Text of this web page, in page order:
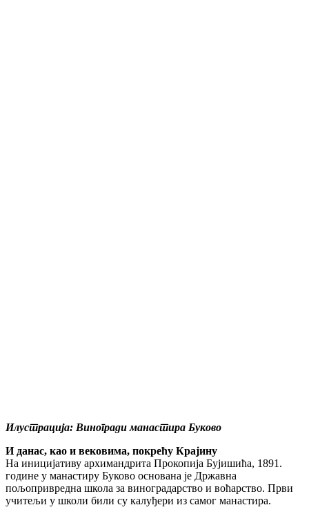
Илустрација: Виногради манастира Буково
И данас, као и вековима, покрећу Крајину
На иницијативу архимандрита Прокопија Бујишића, 1891.
године у манастиру Буково основана је Државна
пољопривредна школа за виноградарство и воћарство. Први
учитељи у школи били су калуђери из самог манастира.